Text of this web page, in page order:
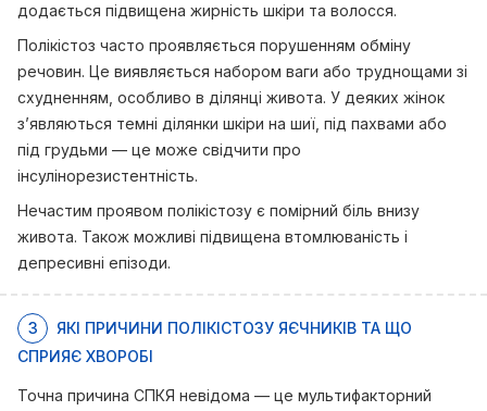
додається підвищена жирність шкіри та волосся.
Полікістоз часто проявляється порушенням обміну
речовин. Це виявляється набором ваги або труднощами зі
схудненням, особливо в ділянці живота. У деяких жінок
з’являються темні ділянки шкіри на шиї, під пахвами або
під грудьми — це може свідчити про
інсулінорезистентність.
Нечастим проявом полікістозу є помірний біль внизу
живота. Також можливі підвищена втомлюваність і
депресивні епізоди.
3
ЯКІ ПРИЧИНИ ПОЛІКІСТОЗУ ЯЄЧНИКІВ ТА ЩО
СПРИЯЄ ХВОРОБІ
Точна причина СПКЯ невідома — це мультифакторний